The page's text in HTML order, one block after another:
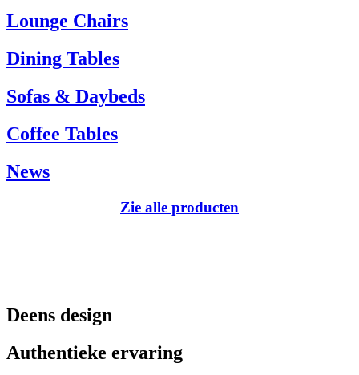
Tel.: +45 66 12 14 04
info@carlhansen.dk
Lounge Chairs
Dining Tables
Sofas & Daybeds
Coffee Tables
News
Zie alle producten
Deens design
Authentieke ervaring